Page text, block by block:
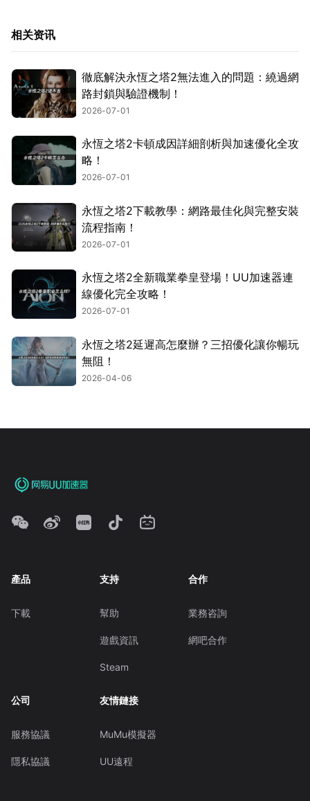
相关资讯
徹底解決永恆之塔2無法進入的問題：繞過網
路封鎖與驗證機制！
2026-07-01
永恆之塔2卡頓成因詳細剖析與加速優化全攻
略！
2026-07-01
永恆之塔2下載教學：網路最佳化與完整安裝
流程指南！
2026-07-01
永恆之塔2全新職業拳皇登場！UU加速器連
線優化完全攻略！
2026-07-01
永恆之塔2延遲高怎麼辦？三招優化讓你暢玩
無阻！
2026-04-06
產品
下載
支持
幫助
遊戲資訊
Steam
合作
業務咨詢
網吧合作
公司
服務協議
隱私協議
友情鏈接
MuMu模擬器
UU遠程